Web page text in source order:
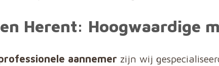
Herent: Hoogwaardige
aannemer zijn wij